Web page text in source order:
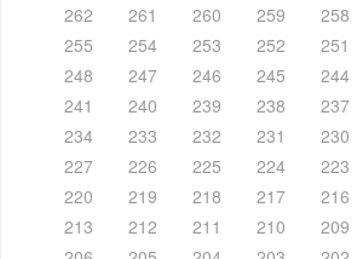
262
261 260 259 258
255
254 253 252 251
248
247 246 245 244
241
240 239 238 237
234
233 232 231 230
227
226 225 224 223
220
219 218 217 216
213
212 211 210 209